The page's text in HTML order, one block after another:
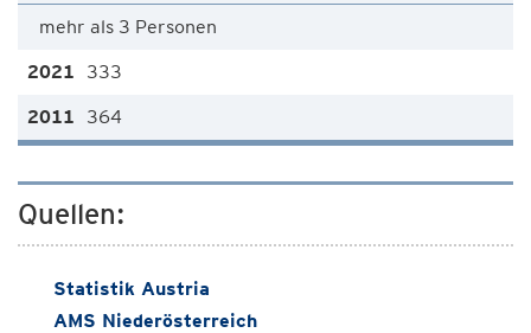
mehr als 3 Personen
333
364
Quellen:
Statistik Austria
AMS Niederösterreich